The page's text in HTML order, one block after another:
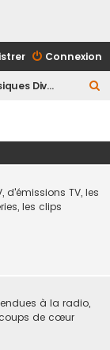
Connexion
Les Musiques Diverses
e
d'émissions TV, les
les clips
à la radio,
coups de cœur